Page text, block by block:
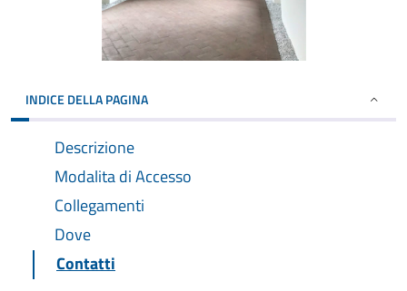
INDICE DELLA PAGINA
Descrizione
Modalita di Accesso
Collegamenti
Dove
Contatti